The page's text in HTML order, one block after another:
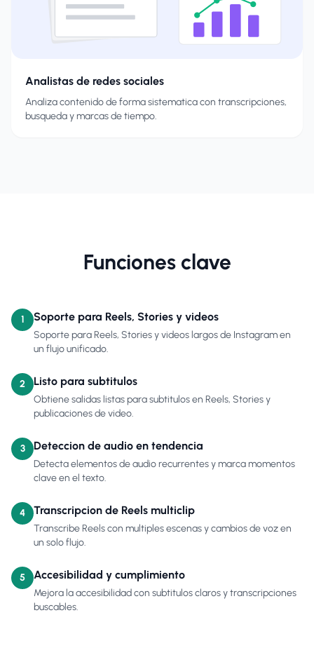
Analistas de redes sociales
Analiza contenido de forma sistematica con transcripciones,
busqueda y marcas de tiempo.
Funciones clave
1 Soporte para Reels, Stories y videos
Soporte para Reels, Stories y videos largos de Instagram en
un flujo unificado.
2 Listo para subtitulos
Obtiene salidas listas para subtitulos en Reels, Stories y
publicaciones de video.
3 Deteccion de audio en tendencia
Detecta elementos de audio recurrentes y marca momentos
clave en el texto.
4 Transcripcion de Reels multiclip
Transcribe Reels con multiples escenas y cambios de voz en
un solo flujo.
5 Accesibilidad y cumplimiento
Mejora la accesibilidad con subtitulos claros y transcripciones
buscables.